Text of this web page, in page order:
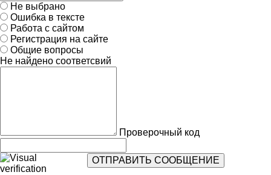
Не выбрано
Ошибка в тексте
Работа с сайтом
Регистрация на сайте
Общие вопросы
Не найдено соответсвий
Проверочный код